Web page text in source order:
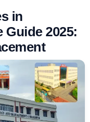
in
Guide 2025: